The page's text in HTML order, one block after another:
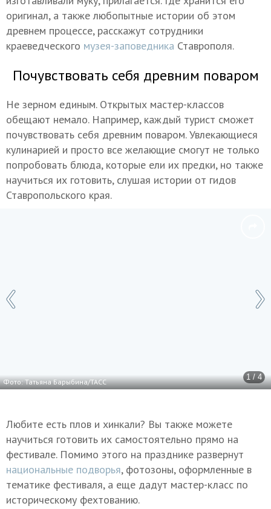
оригинал, а также любопытные истории об этом
древнем процессе, расскажут сотрудники
краеведческого музея-заповедника Ставрополя.
Почувствовать себя древним поваром
Не зерном единым. Открытых мастер-классов
обещают немало. Например, каждый турист сможет
почувствовать себя древним поваром. Увлекающиеся
кулинарией и просто все желающие смогут не только
попробовать блюда, которые ели их предки, но также
научиться их готовить, слушая истории от гидов
Ставропольского края.
1 / 4
Фото: Татьяна Барыбина/ТАСС
Любите есть плов и хинкали? Вы также можете
научиться готовить их самостоятельно прямо на
фестивале. Помимо этого на празднике развернут
национальные подворья, фотозоны, оформленные в
тематике фестиваля, а еще дадут мастер-класс по
историческому фехтованию.